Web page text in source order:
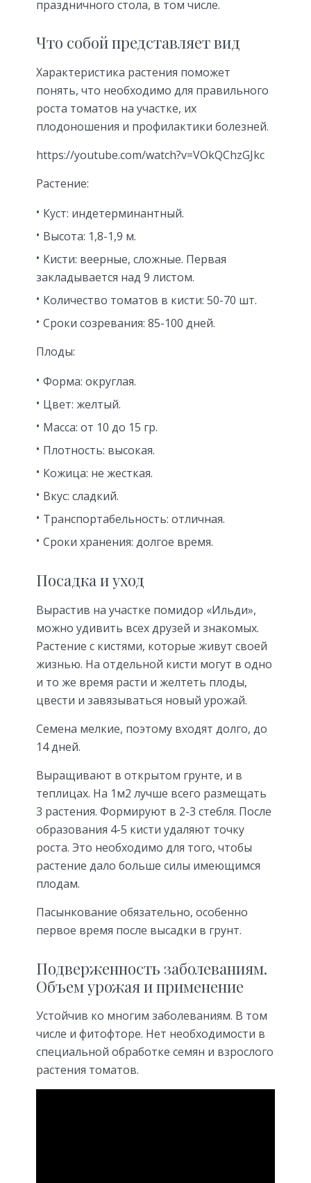
праздничного стола, в том числе.
Что собой представляет вид
Характеристика растения поможет
понять, что необходимо для правильного
роста томатов на участке, их
плодоношения и профилактики болезней.
https://youtube.com/watch?v=VOkQChzGJkc
Растение:
Куст: индетерминантный.
Высота: 1,8-1,9 м.
Кисти: веерные, сложные. Первая
закладывается над 9 листом.
Количество томатов в кисти: 50-70 шт.
Сроки созревания: 85-100 дней.
Плоды:
Форма: округлая.
Цвет: желтый.
Масса: от 10 до 15 гр.
Плотность: высокая.
Кожица: не жесткая.
Вкус: сладкий.
Транспортабельность: отличная.
Сроки хранения: долгое время.
Посадка и уход
Вырастив на участке помидор «Ильди»,
можно удивить всех друзей и знакомых.
Растение с кистями, которые живут своей
жизнью. На отдельной кисти могут в одно
и то же время расти и желтеть плоды,
цвести и завязываться новый урожай.
Семена мелкие, поэтому входят долго, до
14 дней.
Выращивают в открытом грунте, и в
теплицах. На 1м2 лучше всего размещать
3 растения. Формируют в 2-3 стебля. После
образования 4-5 кисти удаляют точку
роста. Это необходимо для того, чтобы
растение дало больше силы имеющимся
плодам.
Пасынкование обязательно, особенно
первое время после высадки в грунт.
Подверженность заболеваниям.
Объем урожая и применение
Устойчив ко многим заболеваниям. В том
числе и фитофторе. Нет необходимости в
специальной обработке семян и взрослого
растения томатов.